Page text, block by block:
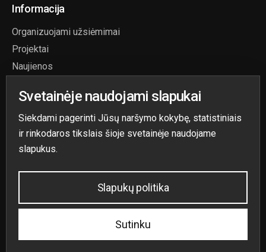
Svetainėje naudojami slapukai
Siekdami pagerinti Jūsų naršymo kokybę, statistiniais
ir rinkodaros tikslais šioje svetainėje naudojame
slapukus.
Slapukų politika
Sutinku
Informacija
Organizuojami užsiėmimai
Projektai
Naujienos
Aktuali informacija
Sprendimas:Reception IT.